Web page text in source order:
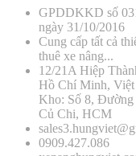
GPDDKKD số
ngày 31/10/2016
Cung cấp tất cả
thuê xe nâng...
12/21A Hiệp
Hồ Chí Minh,
Kho: Số 8,
Củ Chi, HCM
0909.427.086